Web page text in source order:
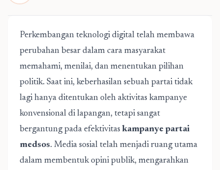
Perkembangan teknologi digital telah membawa
perubahan besar dalam cara masyarakat
memahami, menilai, dan menentukan pilihan
politik. Saat ini, keberhasilan sebuah partai tidak
lagi hanya ditentukan oleh aktivitas kampanye
konvensional di lapangan, tetapi sangat
bergantung pada efektivitas kampanye partai
medsos. Media sosial telah menjadi ruang utama
dalam membentuk opini publik, mengarahkan